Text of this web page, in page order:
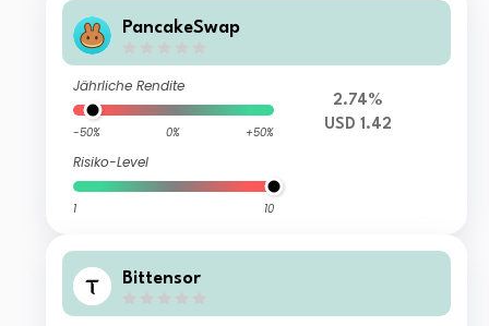
PancakeSwap
Jährliche Rendite
-50% 0% +50%
Risiko-Level
1 10
2.74%
USD 1.42
Bittensor